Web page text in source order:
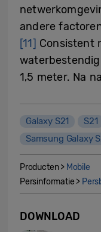
andere
[11] Consistent
1,5 meter. Na
Galaxy S21 S21
Samsung Galaxy
Producten > Mobile
Persinformatie >
DOWNLOAD